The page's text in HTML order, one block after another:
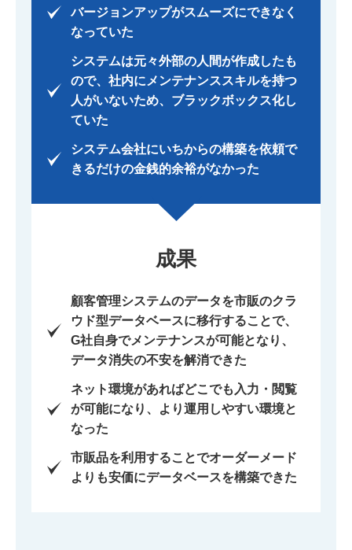
バージョンアップがスムーズにできなく
なっていた
システムは元々外部の人間が作成したも
ので、社内にメンテナンススキルを持つ
人がいないため、ブラックボックス化し
ていた
システム会社にいちからの構築を依頼で
きるだけの金銭的余裕がなかった
成果
顧客管理システムのデータを市販のクラ
ウド型データベースに移行することで、
G社自身でメンテナンスが可能となり、
データ消失の不安を解消できた
ネット環境があればどこでも入力・閲覧
が可能になり、より運用しやすい環境と
なった
市販品を利用することでオーダーメード
よりも安価にデータベースを構築できた